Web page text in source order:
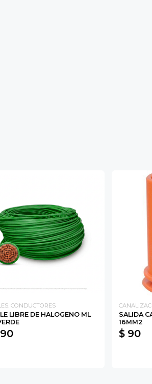
CONDUCTORES
LIBRE DE HALOGENO ML
SALIDA
16MM2
$ 90